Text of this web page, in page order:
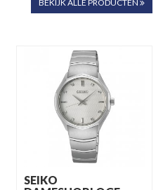
BEKIJK ALLE PRODUCTEN
SEIKO